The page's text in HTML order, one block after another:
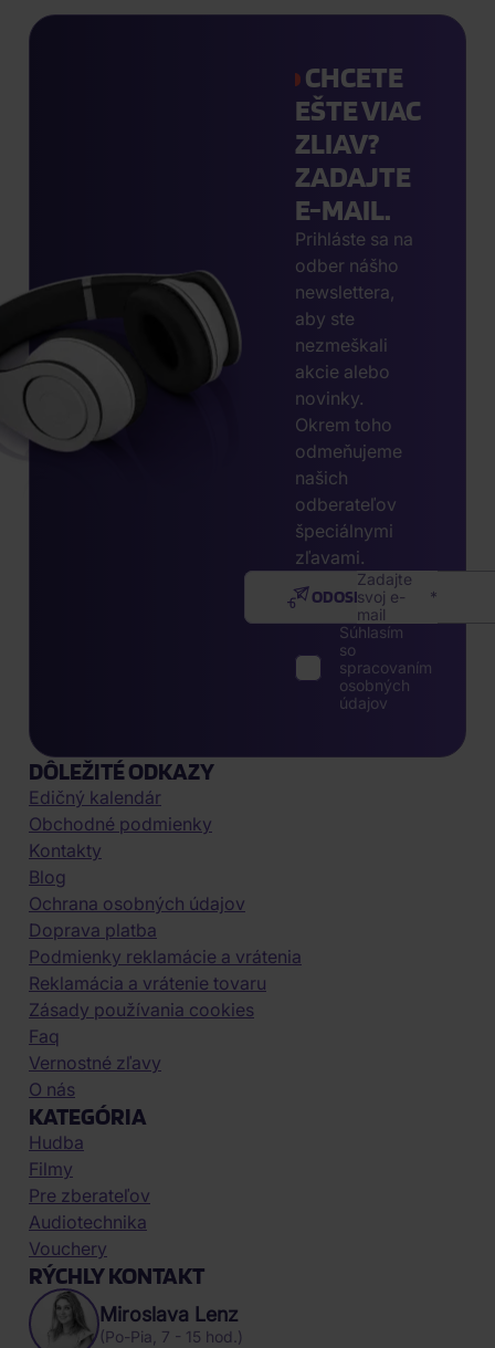
CHCETE
EŠTE VIAC
ZLIAV?
ZADAJTE
E-MAIL.
Prihláste sa na
odber nášho
newslettera,
aby ste
nezmeškali
akcie alebo
novinky.
Okrem toho
odmeňujeme
našich
odberateľov
špeciálnymi
zľavami.
Zadajte
svoj e-
mail
ODOSLAŤ
Súhlasím
so
spracovaním
osobných
údajov
DÔLEŽITÉ ODKAZY
Edičný kalendár
Obchodné podmienky
Kontakty
Blog
Ochrana osobných údajov
Doprava platba
Podmienky reklamácie a vrátenia
Reklamácia a vrátenie tovaru
Zásady používania cookies
Faq
Vernostné zľavy
O nás
KATEGÓRIA
Hudba
Filmy
Pre zberateľov
Audiotechnika
Vouchery
RÝCHLY KONTAKT
Miroslava Lenz
(Po-Pia, 7 - 15 hod.)